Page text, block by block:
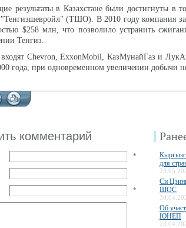
результаты в Казахстане были достигнуты в
(ТШО). В 2010 году компания
$258 млн, что позволило устранить
Тенгиз.
Chevron, ExxonMobil, КазМунайГаз и
года, при одновременном увеличении добычи
комментарий
*
*
для
Си
ШОС
Об
ЮНЕП